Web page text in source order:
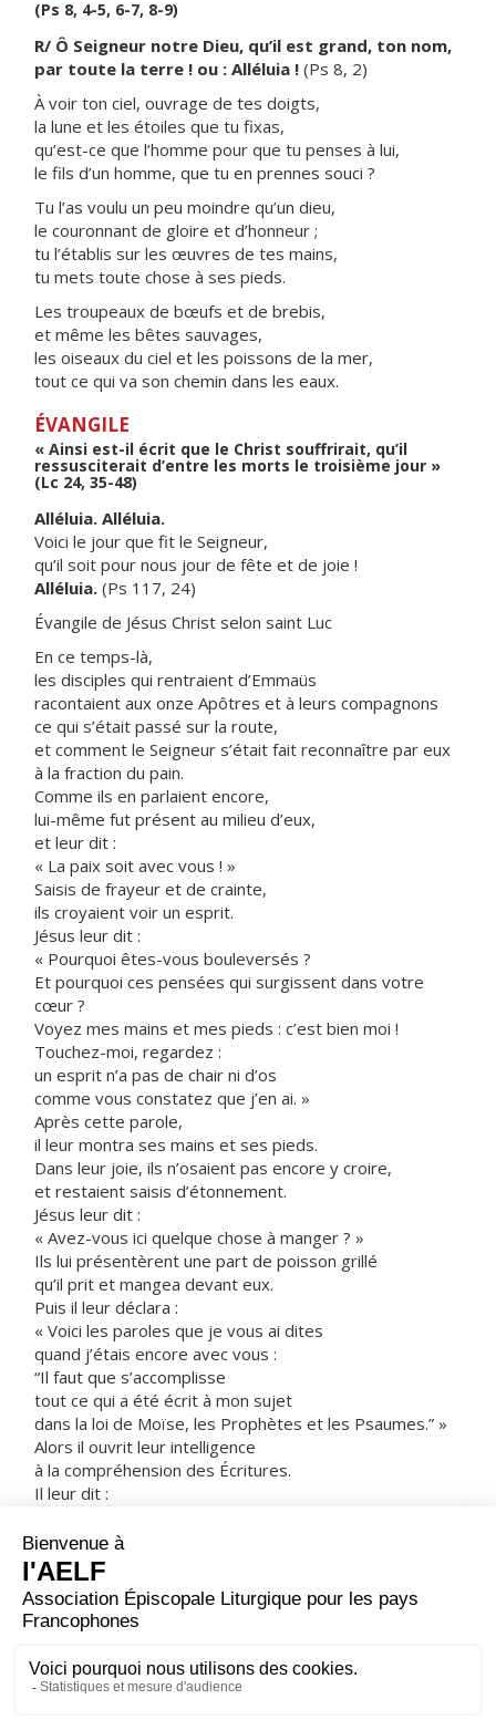
(Ps 8, 4-5, 6-7, 8-9)
R/ Ô Seigneur notre Dieu, qu’il est grand, ton nom,
par toute la terre ! ou : Alléluia ! (Ps 8, 2)
À voir ton ciel, ouvrage de tes doigts,
la lune et les étoiles que tu fixas,
qu’est-ce que l’homme pour que tu penses à lui,
le fils d’un homme, que tu en prennes souci ?
Tu l’as voulu un peu moindre qu’un dieu,
le couronnant de gloire et d’honneur ;
tu l’établis sur les œuvres de tes mains,
tu mets toute chose à ses pieds.
Les troupeaux de bœufs et de brebis,
et même les bêtes sauvages,
les oiseaux du ciel et les poissons de la mer,
tout ce qui va son chemin dans les eaux.
ÉVANGILE
« Ainsi est-il écrit que le Christ souffrirait, qu’il
ressusciterait d’entre les morts le troisième jour »
(Lc 24, 35-48)
Alléluia. Alléluia.
Voici le jour que fit le Seigneur,
qu’il soit pour nous jour de fête et de joie !
Alléluia. (Ps 117, 24)
Évangile de Jésus Christ selon saint Luc
En ce temps-là,
les disciples qui rentraient d’Emmaüs
racontaient aux onze Apôtres et à leurs compagnons
ce qui s’était passé sur la route,
et comment le Seigneur s’était fait reconnaître par eux
à la fraction du pain.
Comme ils en parlaient encore,
lui-même fut présent au milieu d’eux,
et leur dit :
« La paix soit avec vous ! »
Saisis de frayeur et de crainte,
ils croyaient voir un esprit.
Jésus leur dit :
« Pourquoi êtes-vous bouleversés ?
Et pourquoi ces pensées qui surgissent dans votre
cœur ?
Voyez mes mains et mes pieds : c’est bien moi !
Touchez-moi, regardez :
un esprit n’a pas de chair ni d’os
comme vous constatez que j’en ai. »
Après cette parole,
il leur montra ses mains et ses pieds.
Dans leur joie, ils n’osaient pas encore y croire,
et restaient saisis d’étonnement.
Jésus leur dit :
« Avez-vous ici quelque chose à manger ? »
Ils lui présentèrent une part de poisson grillé
qu’il prit et mangea devant eux.
Puis il leur déclara :
« Voici les paroles que je vous ai dites
quand j’étais encore avec vous :
“Il faut que s’accomplisse
tout ce qui a été écrit à mon sujet
dans la loi de Moïse, les Prophètes et les Psaumes.” »
Alors il ouvrit leur intelligence
à la compréhension des Écritures.
Il leur dit :
qu’il ressusciterait d’entre les morts le troisième jour,
et que la conversion serait proclamée en son nom,
pour le pardon des péchés,
à toutes les nations,
en commençant par Jérusalem.
À vous d’en être les témoins. »
– Acclamons la Parole de Dieu.